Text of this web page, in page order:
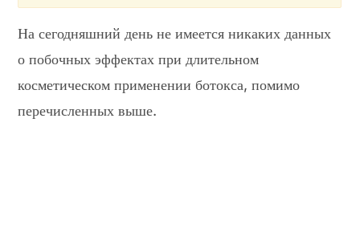
На сегодняшний день не имеется никаких данных
о побочных эффектах при длительном
косметическом применении ботокса, помимо
перечисленных выше.